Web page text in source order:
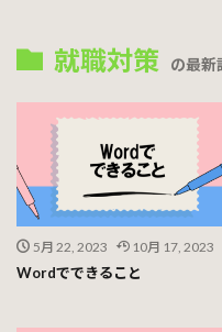
就職対策 の最新
5月 22, 2023 10月 17, 2023
Wordでできること